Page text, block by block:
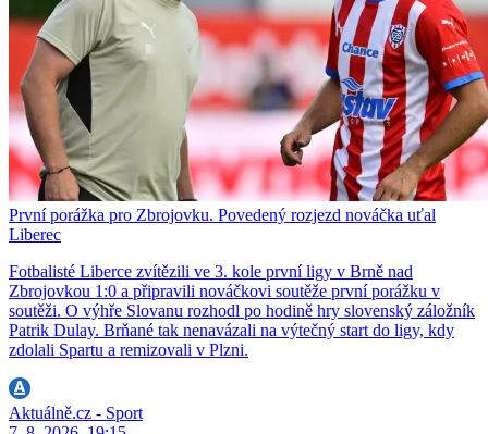
První porážka pro Zbrojovku. Povedený rozjezd nováčka uťal
Liberec
Fotbalisté Liberce zvítězili ve 3. kole první ligy v Brně nad
Zbrojovkou 1:0 a připravili nováčkovi soutěže první porážku v
soutěži. O výhře Slovanu rozhodl po hodině hry slovenský záložník
Patrik Dulay. Brňané tak nenavázali na výtečný start do ligy, kdy
zdolali Spartu a remizovali v Plzni.
Aktuálně.cz - Sport